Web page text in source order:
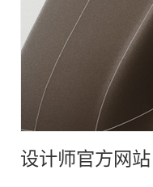
设计师官方网